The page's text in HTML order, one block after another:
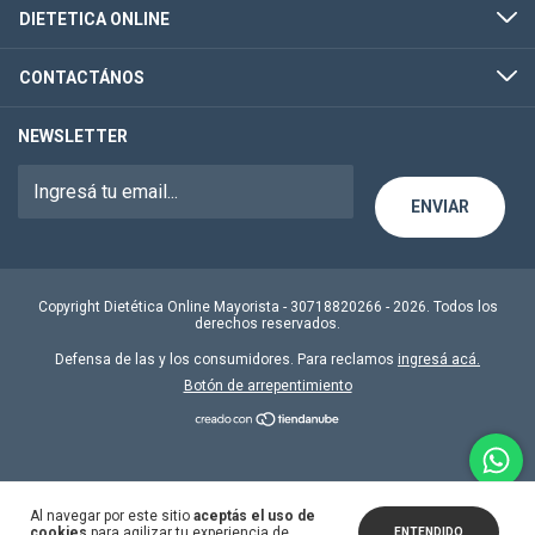
Al navegar por este sitio aceptás el uso de
ENTENDIDO
DIETETICA ONLINE
CONTACTÁNOS
NEWSLETTER
Copyright Dietética Online Mayorista - 30718820266 - 2026. Todos los
derechos reservados.
Defensa de las y los consumidores. Para reclamos ingresá acá.
Botón de arrepentimiento